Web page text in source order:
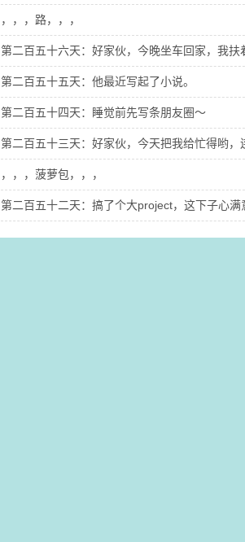
，，，路，，，
第二百五十六天：好家伙，今晚坐车回家，我
第二百五十五天：他最近写起了小说。
第二百五十四天：睡觉前先写条朋友圈～
第二百五十三天：好家伙，今天把我给忙得哟
，，，菠萝包，，，
第二百五十二天：搞了个大project，这下子心